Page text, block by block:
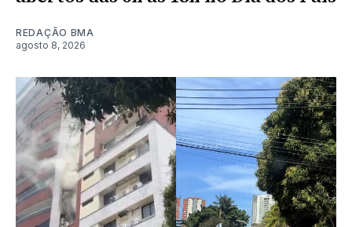
REDAÇÃO BMA
agosto 8, 2026